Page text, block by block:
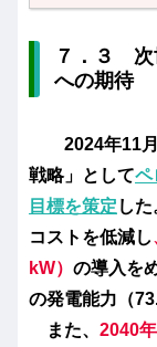
７．３ 次
への期待
2024年11月
戦略」としてペ
目標を策定 し
コストを低減し
kW） の導入を
の発電能力（
また、 2040